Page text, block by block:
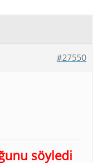
#27550
söyledi